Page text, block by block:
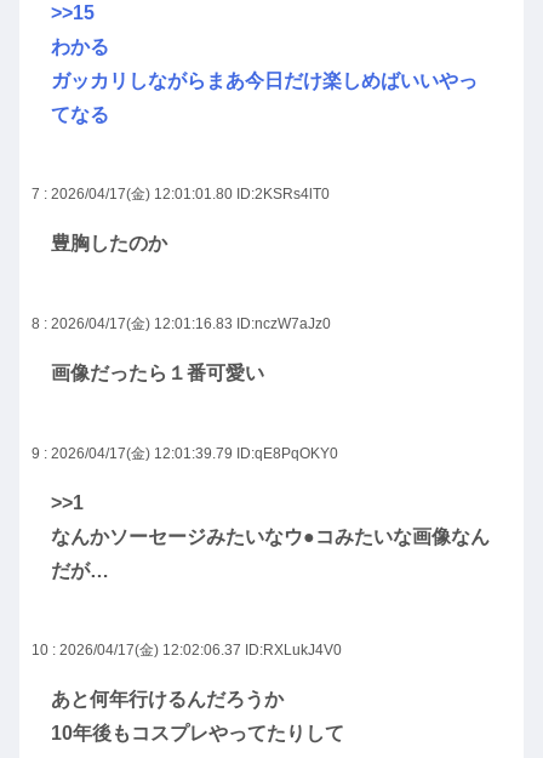
>>15
わかる
ガッカリしながらまあ今日だけ楽しめばいいやっ
てなる
7 : 2026/04/17(金) 12:01:01.80 ID:2KSRs4lT0
豊胸したのか
8 : 2026/04/17(金) 12:01:16.83 ID:nczW7aJz0
画像だったら１番可愛い
9 : 2026/04/17(金) 12:01:39.79 ID:qE8PqOKY0
>>1
なんかソーセージみたいなウ●コみたいな画像なん
だが…
10 : 2026/04/17(金) 12:02:06.37 ID:RXLukJ4V0
あと何年行けるんだろうか
10年後もコスプレやってたりして